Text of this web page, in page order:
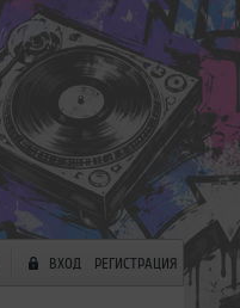
ВХОД РЕГИСТРАЦИЯ